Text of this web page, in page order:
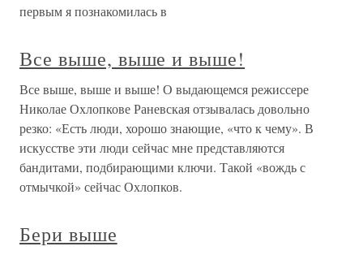
первым я познакомилась в
Все выше, выше и выше!
Все выше, выше и выше! О выдающемся режиссере
Николае Охлопкове Раневская отзывалась довольно
резко: «Есть люди, хорошо знающие, «что к чему». В
искусстве эти люди сейчас мне представляются
бандитами, подбирающими ключи. Такой «вождь с
отмычкой» сейчас Охлопков.
Бери выше